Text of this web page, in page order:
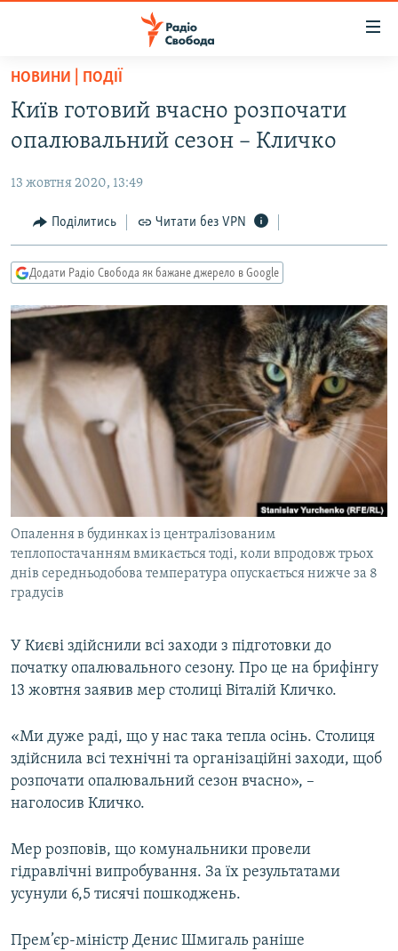
Перейти
основного
матеріалу
до
навігації
Перейти
до
ПОЛІТИКА
ЕКОНОМІКА
КУЛЬТУРА
СПОРТ
УКРАЇНА
СВІТ
ВІЙНА
РОСІЙСЬКА «ФІЛЬТРАЦІЯ»
КРИМ.РЕАЛІЇ
ТИ ЯК?
СХЕМИ
КИТАЙ.ВИКЛИКИ
МУЛЬТИМЕДІА
ФОТО
СПЕЦПРОЄКТИ
ПОДКАСТИ
КРИМ РЕАЛІЇ
РУС
КТАТ
ДОЛУЧАЙСЯ!
НОВИНИ | ПОДІЇ
Київ готовий вчасно розпочати
опалювальний сезон – Кличко
13 жовтня 2020, 13:49
Поділитись Читати без VPN
Додати Радіо Свобода як бажане джерело в Google
Опалення в будинках із централізованим
теплопостачанням вмикається тоді, коли впродовж трьох
днів середньодобова температура опускається нижче за 8
градусів
У Києві здійснили всі заходи з підготовки до
початку опалювального сезону. Про це на брифінгу
13 жовтня заявив мер столиці Віталій Кличко.
«Ми дуже раді, що у нас така тепла осінь. Столиця
здійснила всі технічні та організаційні заходи, щоб
розпочати опалювальний сезон вчасно», –
наголосив Кличко.
Мер розповів, що комунальники провели
гідравлічні випробування. За їх результатами
усунули 6,5 тисячі пошкоджень.
Прем’єр-міністр Денис Шмигаль раніше